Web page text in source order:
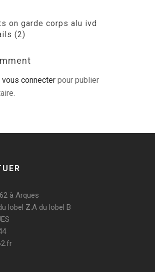
on garde corps alu ivd
(2)
vous connecter pour publier
à Arques
lobel Z.A du lobel B